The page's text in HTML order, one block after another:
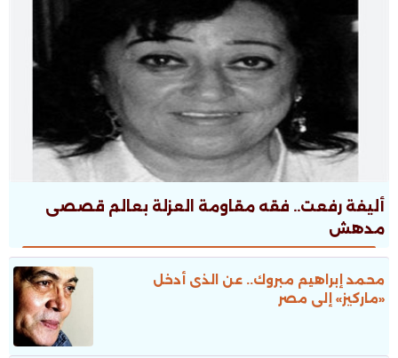
أليفة رفعت.. فقه مقاومة العزلة بعالم قصصى
مدهش
محمد إبراهيم مبروك.. عن الذى أدخل
«ماركيز» إلى مصر